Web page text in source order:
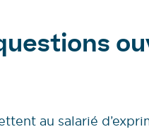
au salarié